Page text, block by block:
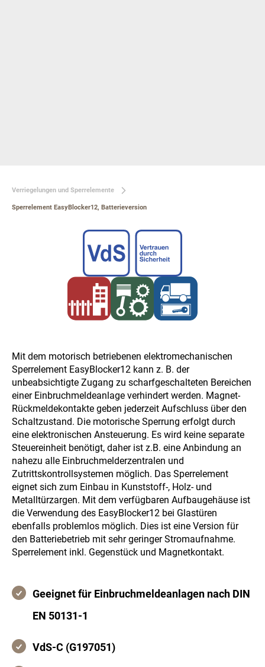
Verriegelungen und Sperrelemente
Sperrelement EasyBlocker12, Batterieversion
Mit dem motorisch betriebenen elektromechanischen
Sperrelement EasyBlocker12 kann z. B. der
unbeabsichtigte Zugang zu scharfgeschalteten Bereichen
einer Einbruchmeldeanlage verhindert werden. Magnet-
Rückmeldekontakte geben jederzeit Aufschluss über den
Schaltzustand. Die motorische Sperrung erfolgt durch
eine elektronischen Ansteuerung. Es wird keine separate
Steuereinheit benötigt, daher ist z.B. eine Anbindung an
nahezu alle Einbruchmelderzentralen und
Zutrittskontrollsystemen möglich. Das Sperrelement
eignet sich zum Einbau in Kunststoff-, Holz- und
Metalltürzargen. Mit dem verfügbaren Aufbaugehäuse ist
die Verwendung des EasyBlocker12 bei Glastüren
ebenfalls problemlos möglich. Dies ist eine Version für
den Batteriebetrieb mit sehr geringer Stromaufnahme.
Sperrelement inkl. Gegenstück und Magnetkontakt.
Geeignet für Einbruchmeldeanlagen nach DIN
EN 50131-1
VdS-C (G197051)